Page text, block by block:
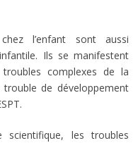
l’enfant sont aussi
Ils se manifestent
complexes de la
de développement
les troubles